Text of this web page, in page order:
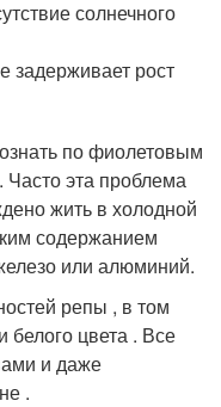
солнечного
задерживает рост
по фиолетовым
эта проблема
жить в холодной
содержанием
или алюминий.
репы , в том
белого цвета . Все
и даже
.